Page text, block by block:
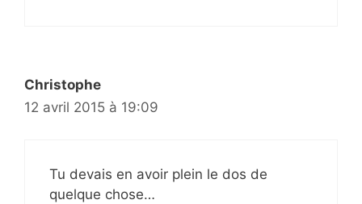
Christophe
12 avril 2015 à 19:09
Tu devais en avoir plein le dos de
quelque chose…